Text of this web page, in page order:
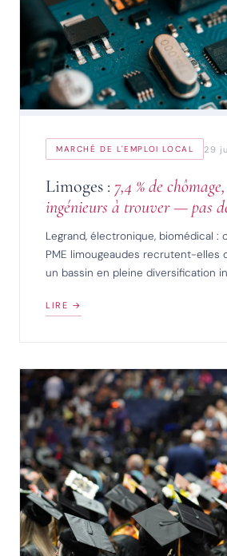
MARCHÉ DE L'EMPLOI LOCAL 29
Limoges : 7,4 % de
ingénieurs à trouver — pas
Legrand, électronique, biomédical :
PME limougeaudes recrutent-elles
un bassin en pleine diversification
LIRE →